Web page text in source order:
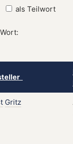
als Teilwort
Gritz